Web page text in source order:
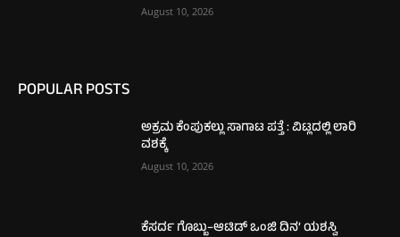
August 10, 2026
POPULAR POSTS
ಅಕ್ರಮ ಕೆಂಪುಕಲ್ಲು ಸಾಗಾಟ ಪತ್ತೆ : ವಿಟ್ಲದಲ್ಲಿ ಲಾರಿ
ವಶಕ್ಕೆ
August 10, 2026
ಕೆಸರ್ದ ಗೊಬ್ಬು–ಆಟಿಡ್ ಒಂಜಿ ದಿನ’ ಯಶಸ್ವಿ